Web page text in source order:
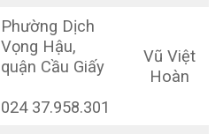
Phường Dịch
Vọng Hậu,
quận Cầu Giấy
024 37.958.301
Vũ Việt
Hoàn